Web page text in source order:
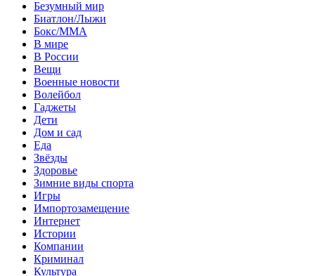
Безумный мир
Биатлон/Лыжи
Бокс/MMA
В мире
В России
Вещи
Военные новости
Волейбол
Гаджеты
Дети
Дом и сад
Еда
Звёзды
Здоровье
Зимние виды спорта
Игры
Импортозамещение
Интернет
Истории
Компании
Криминал
Культура